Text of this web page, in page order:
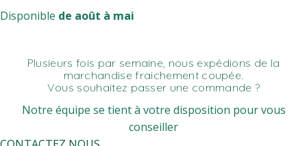
Disponible de août à mai
Plusieurs fois par semaine, nous expédions de la
marchandise fraichement coupée.
Vous souhaitez passer une commande ?
Notre équipe se tient à votre disposition pour vous
conseiller